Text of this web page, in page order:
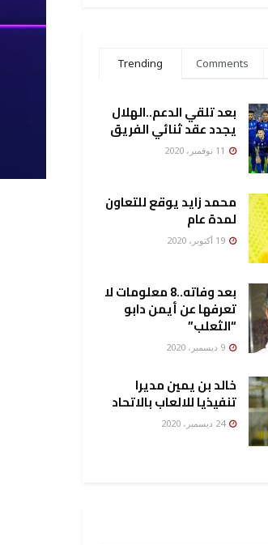
Trending Comments
بعد تلقي الدعم..الهلال
يجدد عقد ثنائي الفريق
محمد زايد يوقع للتعاون
لمدة عام
بعد وفاته..8 معلومات لا
تعرفها عن أيمن دابو
“الثعلب”
خالد بن يمين مديرا
تنفيذيا للالعاب بالاتحاد
24 ديسمبر، 2020